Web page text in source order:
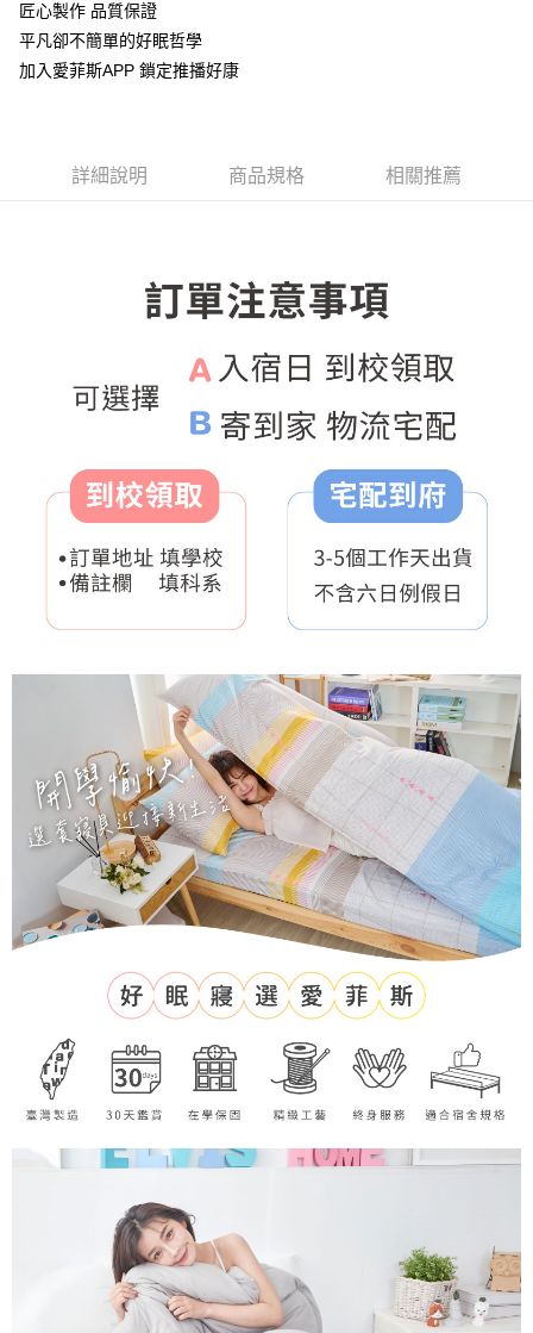
每筆NT$150，滿NT$1,599(含以上)免運費
匠心製作 品質保證
平凡卻不簡單的好眠哲學
加入愛菲斯APP 鎖定推播好康
詳細說明 商品規格 相關推薦